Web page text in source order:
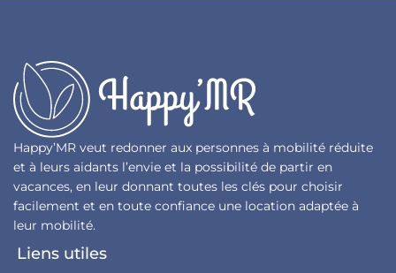
Happy’MR veut redonner aux personnes à mobilité réduite
et à leurs aidants l’envie et la possibilité de partir en
vacances, en leur donnant toutes les clés pour choisir
facilement et en toute confiance une location adaptée à
leur mobilité.
Liens utiles